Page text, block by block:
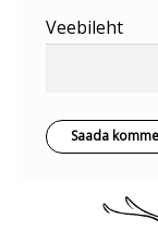
Veebileht